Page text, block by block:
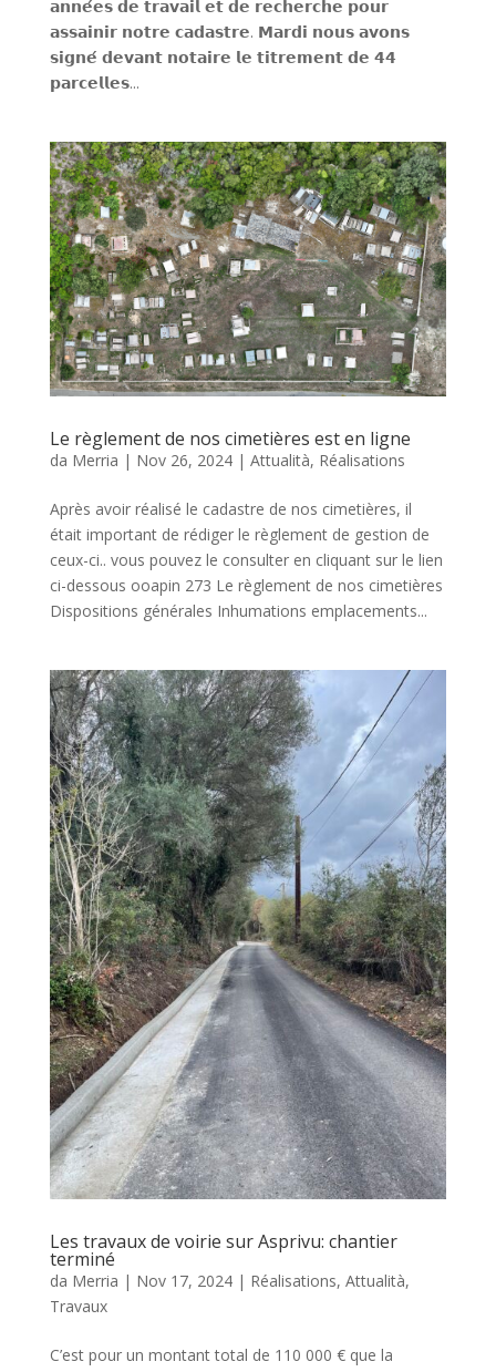
𝗮𝗻𝗻𝗲́𝗲𝘀 𝗱𝗲 𝘁𝗿𝗮𝘃𝗮𝗶𝗹 𝗲𝘁 𝗱𝗲 𝗿𝗲𝗰𝗵𝗲𝗿𝗰𝗵𝗲 𝗽𝗼𝘂𝗿
𝗮𝘀𝘀𝗮𝗶𝗻𝗶𝗿 𝗻𝗼𝘁𝗿𝗲 𝗰𝗮𝗱𝗮𝘀𝘁𝗿𝗲. 𝗠𝗮𝗿𝗱𝗶 𝗻𝗼𝘂𝘀 𝗮𝘃𝗼𝗻𝘀
𝘀𝗶𝗴𝗻𝗲́ 𝗱𝗲𝘃𝗮𝗻𝘁 𝗻𝗼𝘁𝗮𝗶𝗿𝗲 𝗹𝗲 𝘁𝗶𝘁𝗿𝗲𝗺𝗲𝗻𝘁 𝗱𝗲 𝟰𝟰
𝗽𝗮𝗿𝗰𝗲𝗹𝗹𝗲𝘀...
Le règlement de nos cimetières est en ligne
da Merria | Nov 26, 2024| Attualità, Réalisations
Après avoir réalisé le cadastre de nos cimetières, il
était important de rédiger le règlement de gestion de
ceux-ci.. vous pouvez le consulter en cliquant sur le lien
ci-dessous ooapin 273 Le règlement de nos cimetières
Dispositions générales Inhumations emplacements...
Les travaux de voirie sur Asprivu: chantier
terminé
da Merria | Nov 17, 2024| Réalisations, Attualità,
Travaux
C’est pour un montant total de 110 000 € que la